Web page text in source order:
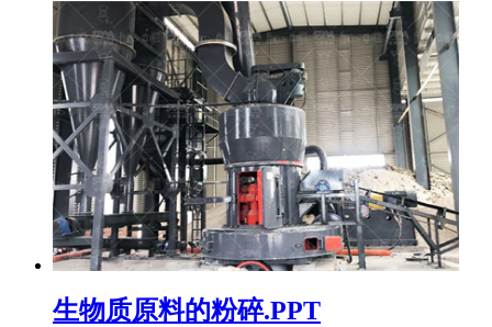
生物质原料的粉碎.PPT